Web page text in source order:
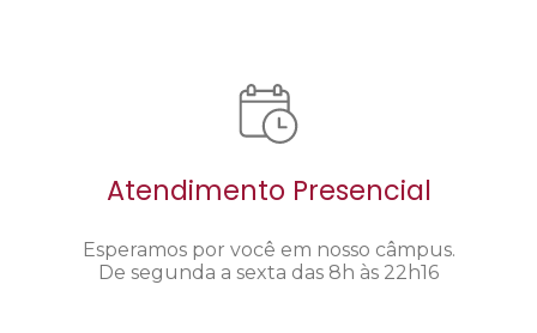
Atendimento Presencial
Esperamos por você em nosso câmpus.
De segunda a sexta das 8h às 22h16